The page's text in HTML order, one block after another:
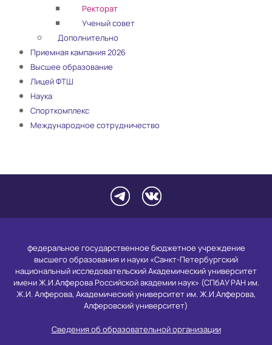
Ректорат
Ученый совет
Дополнительно
Приемная кампания 2026
Высшее образование
Лицей ФТШ
Наука
Спорткомплекс
Международное сотрудничество
федеральное государственное бюджетное учреждение
высшего образования и науки «Санкт-Петербургский
национальный исследовательский Академический университет
имени Ж.И.Алферова Российской академии наук» (СПбАУ РАН им.
Ж.И. Алферова, Академический университет им. Ж.И.Алферова,
Алферовский университет)
Сведения об образовательной организации